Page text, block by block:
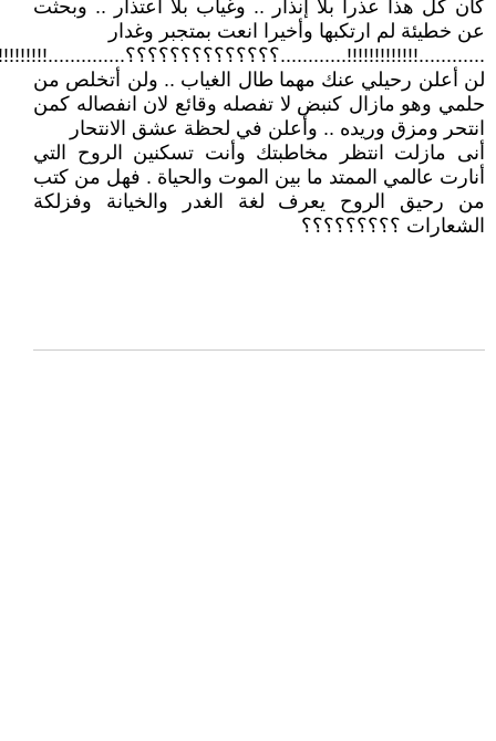
كان كل هذا عذرا بلا إنذار .. وغياب بلا اعتذار .. وبحثت
عن خطيئة لم ارتكبها وأخيرا انعت بمتجبر وغدار
لن أعلن رحيلي عنك مهما طال الغياب .. ولن أتخلص من
حلمي وهو مازال كنبض لا تفصله وقائع لان انفصاله كمن
انتحر ومزق وريده .. وأعلن في لحظة عشق الانتحار
أنى مازلت انتظر مخاطبتك وأنت تسكنين الروح التي
أنارت عالمي الممتد ما بين الموت والحياة . فهل من كتب
من رحيق الروح يعرف لغة الغدر والخيانة وفزلكة
الشعارات ؟؟؟؟؟؟؟؟؟